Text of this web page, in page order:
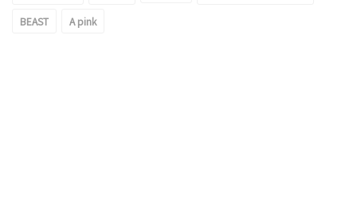
BEAST A pink